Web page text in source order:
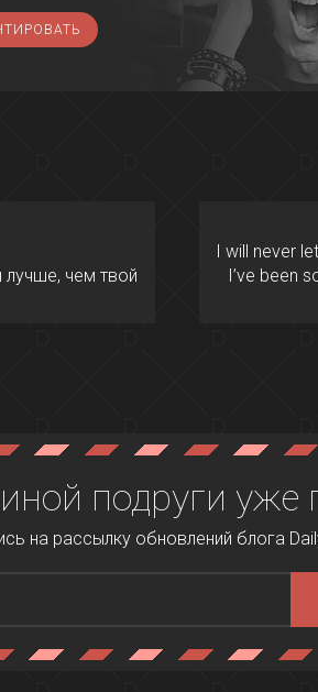
чем твой
I will never
I’ve been
подруги уже
на рассылку обновлений блога